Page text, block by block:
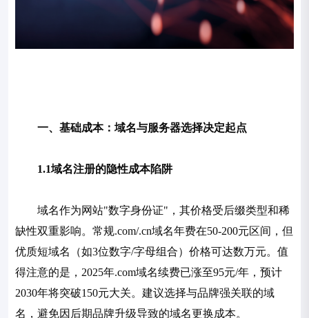
一、基础成本：域名与服务器选择决定起点
1.1域名注册的隐性成本陷阱
域名作为网站"数字身份证"，其价格受后缀类型和稀
缺性双重影响。常规.com/.cn域名年费在50-200元区间，但
优质短域名（如3位数字/字母组合）价格可达数万元。值
得注意的是，2025年.com域名续费已涨至95元/年，预计
2030年将突破150元大关。建议选择与品牌强关联的域
名，避免因后期品牌升级导致的域名更换成本。